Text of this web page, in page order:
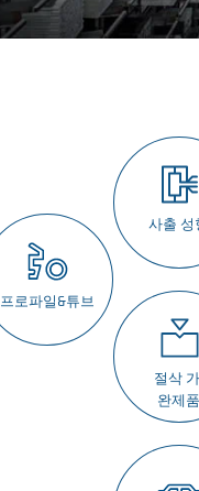
프로파일&튜브
사출 성
절삭
완제품